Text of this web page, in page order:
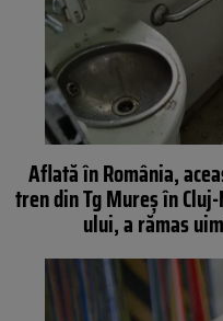
Aflată în România,
tren din Tg Mureș în Cluj-
ului, a rămas